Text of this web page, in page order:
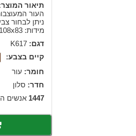
תיאור
העור
ניתן לבחור
מידות: 77x108x83 ס''מ.
דגם: K617
קיים בצבע:
חומר: עור
חדר: סלון
1447 אנשים